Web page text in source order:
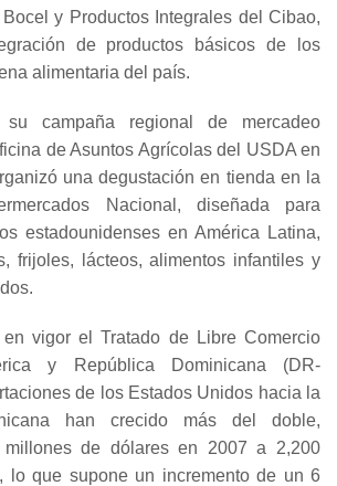
y Productos Integrales del Cibao,
de productos básicos de los
alimentaria del país.
campaña regional de mercadeo
de Asuntos Agrícolas del USDA en
una degustación en tienda en la
Nacional, diseñada para
estadounidenses en América Latina,
frijoles, lácteos, alimentos infantiles y
vigor el Tratado de Libre Comercio
y República Dominicana (DR-
de los Estados Unidos hacia la
han crecido más del doble,
de dólares en 2007 a 2,200
lo que supone un incremento de un 6